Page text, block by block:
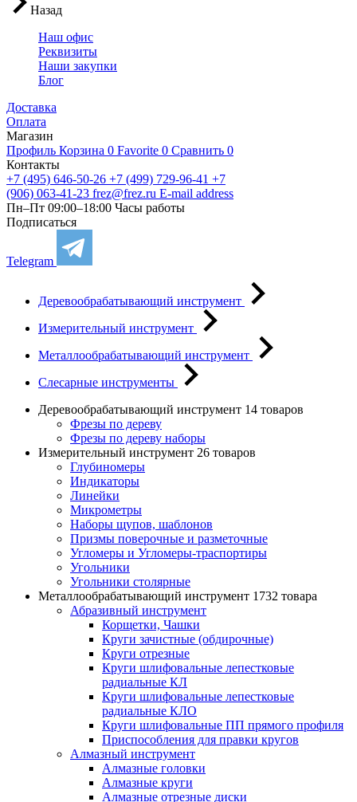
Назад
Наш офис
Реквизиты
Наши закупки
Блог
Доставка
Оплата
Магазин
Профиль Корзина 0 Favorite 0 Сравнить 0
Контакты
+7 (495) 646-50-26 +7 (499) 729-96-41 +7
(906) 063-41-23 frez@frez.ru E-mail address
Пн–Пт 09:00–18:00 Часы работы
Подписаться
Telegram
Деревообрабатывающий инструмент
Измерительный инструмент
Металлообрабатывающий инструмент
Слесарные инструменты
Деревообрабатывающий инструмент 14 товаров
Фрезы по дереву
Фрезы по дереву наборы
Измерительный инструмент 26 товаров
Глубиномеры
Индикаторы
Линейки
Микрометры
Наборы щупов, шаблонов
Призмы поверочные и разметочные
Угломеры и Угломеры-траспортиры
Угольники
Угольники столярные
Металлообрабатывающий инструмент 1732 товара
Абразивный инструмент
Корщетки, Чашки
Круги зачистные (обдирочные)
Круги отрезные
Круги шлифовальные лепестковые
радиальные КЛ
Круги шлифовальные лепестковые
радиальные КЛО
Круги шлифовальные ПП прямого профиля
Приспособления для правки кругов
Алмазный инструмент
Алмазные головки
Алмазные круги
Алмазные отрезные диски